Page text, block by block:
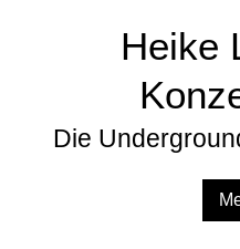
Heike
Die